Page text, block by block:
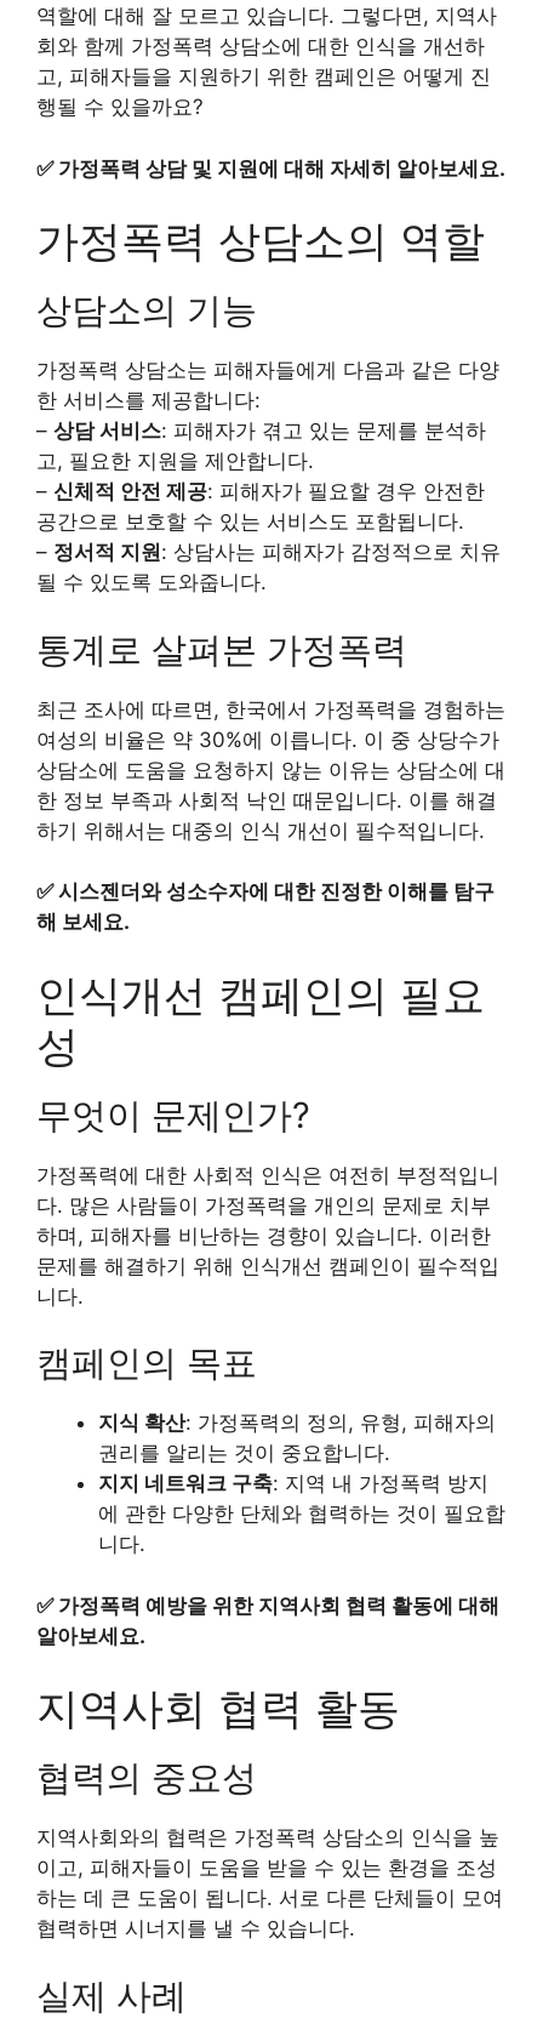
역할에 대해 잘 모르고 있습니다. 그렇다면, 지역사
회와 함께 가정폭력 상담소에 대한 인식을 개선하
고, 피해자들을 지원하기 위한 캠페인은 어떻게 진
행될 수 있을까요?
✅ 가정폭력 상담 및 지원에 대해 자세히 알아보세요.
가정폭력 상담소의 역할
상담소의 기능
가정폭력 상담소는 피해자들에게 다음과 같은 다양
한 서비스를 제공합니다:
– 상담 서비스: 피해자가 겪고 있는 문제를 분석하
고, 필요한 지원을 제안합니다.
– 신체적 안전 제공: 피해자가 필요할 경우 안전한
공간으로 보호할 수 있는 서비스도 포함됩니다.
– 정서적 지원: 상담사는 피해자가 감정적으로 치유
될 수 있도록 도와줍니다.
통계로 살펴본 가정폭력
최근 조사에 따르면, 한국에서 가정폭력을 경험하는
여성의 비율은 약 30%에 이릅니다. 이 중 상당수가
상담소에 도움을 요청하지 않는 이유는 상담소에 대
한 정보 부족과 사회적 낙인 때문입니다. 이를 해결
하기 위해서는 대중의 인식 개선이 필수적입니다.
✅시스젠더와 성소수자에 대한 진정한 이해를 탐구
해 보세요.
인식개선 캠페인의 필요
성
무엇이 문제인가?
가정폭력에 대한 사회적 인식은 여전히 부정적입니
다. 많은 사람들이 가정폭력을 개인의 문제로 치부
하며, 피해자를 비난하는 경향이 있습니다. 이러한
문제를 해결하기 위해 인식개선 캠페인이 필수적입
니다.
캠페인의 목표
지식 확산: 가정폭력의 정의, 유형, 피해자의
권리를 알리는 것이 중요합니다.
지지 네트워크 구축: 지역 내 가정폭력 방지
에 관한 다양한 단체와 협력하는 것이 필요합
니다.
✅ 가정폭력 예방을 위한 지역사회 협력 활동에 대해
알아보세요.
지역사회 협력 활동
협력의 중요성
지역사회와의 협력은 가정폭력 상담소의 인식을 높
이고, 피해자들이 도움을 받을 수 있는 환경을 조성
하는 데 큰 도움이 됩니다. 서로 다른 단체들이 모여
협력하면 시너지를 낼 수 있습니다.
실제 사례